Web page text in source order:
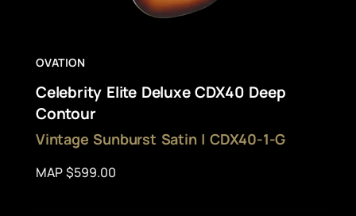
OVATION
Celebrity Elite Deluxe CDX40 Deep
Contour
Vintage Sunburst Satin | CDX40-1-G
MAP $599.00